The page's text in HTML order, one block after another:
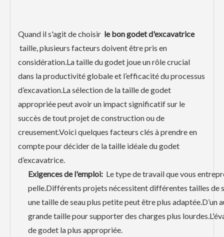
Quand il s'agit de choisir le bon godet d'excavatrice
taille, plusieurs facteurs doivent être pris en
considération.La taille du godet joue un rôle crucial
dans la productivité globale et l’efficacité du processus
d’excavation.La sélection de la taille de godet
appropriée peut avoir un impact significatif sur le
succès de tout projet de construction ou de
creusement.Voici quelques facteurs clés à prendre en
compte pour décider de la taille idéale du godet
d’excavatrice.
Exigences de l'emploi: Le type de travail que vous
pelle.Différents projets nécessitent différentes tailles de
une taille de seau plus petite peut être plus
grande taille pour supporter des charges plus
de godet la plus appropriée.